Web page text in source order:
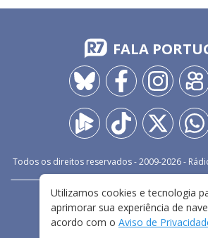
FALA
Todos os direitos reservados - 2009-2026-
FALE CONOSCO
TERMOS E CONDIÇÕES DE
Utilizamos cookies e tecnologia
aprimorar sua experiência de
acordo com o Aviso de